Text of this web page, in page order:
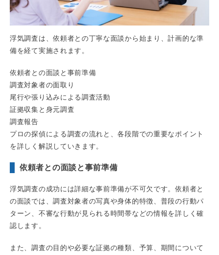
浮気調査は、依頼者との丁寧な面談から始まり、計画的な準
備を経て実施されます。
依頼者との面談と事前準備
調査対象者の面取り
尾行や張り込みによる調査活動
証拠収集と身元調査
調査報告
プロの探偵による調査の流れと、各段階での重要なポイント
を詳しく解説していきます。
依頼者との面談と事前準備
浮気調査の成功には詳細な事前準備が不可欠です。依頼者と
の面談では、調査対象者の写真や身体的特徴、普段の行動パ
ターン、不審な行動が見られる時間帯などの情報を詳しく確
認します。
また、調査の目的や必要な証拠の種類、予算、期間について